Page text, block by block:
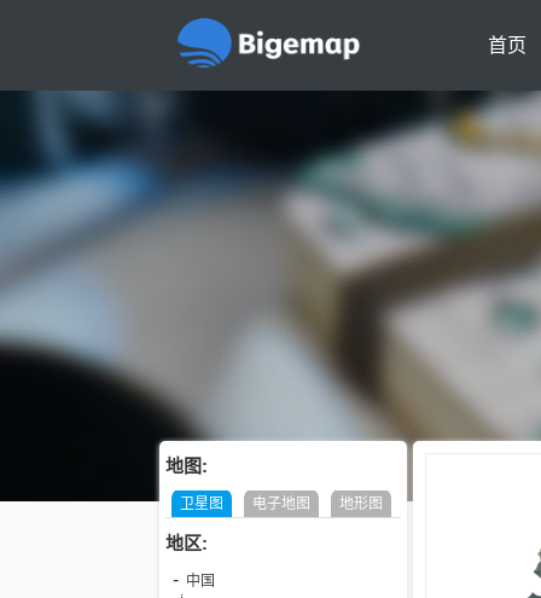
首页
地图:
卫星图 电子地图 地形图
地区:
中国